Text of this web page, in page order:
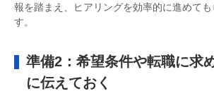
報を踏まえ、ヒアリングを効率的に進めて
す。
準備2：希望条件や転職に求
に伝えておく